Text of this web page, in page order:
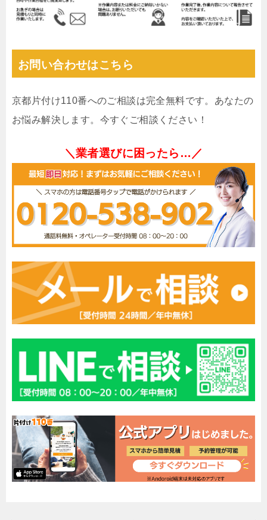
お問い合わせはこちら
京都片付け110番へのご相談は完全無料です。あなたの
お悩み解決します。今すぐご相談ください！
＼業者選びに困ったら…／